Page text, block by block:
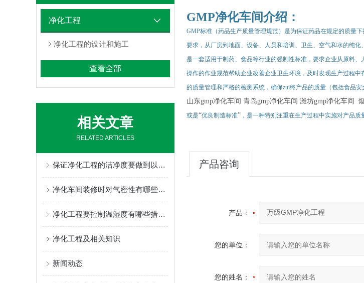
净化工程
净化工程的设计和施工
查看全部
相关文章
RELATED ARTICLES
保证净化工程的洁净度要做到以下几点
净化车间装修时对气密性有哪些要求？
净化工程要控制温湿度有哪些措施？
净化工程及相关知识
新闻动态
GMP净化车间介绍：
GMP标准（药品生产质量管理规范）是为保证药品在规定的质量
要求，从厂房到地面、设备、人员和培训、卫生、空气和水的纯化
是一套适用于制药、食品等行业的强制性标准，要求企业从原料
操作的作业规范帮助企业改善企业卫生环境，及时发现生产过程中
的质量管理和严格的检测系统，确保zui终产品的质量（包括食品安
山东gmp净化车间 青岛gmp净化车间 潍坊gmp净化车间
或是“优良制造标准” ，是一种特别注重在生产过程中实施对产品质
产品咨询
产品：
您的单位：
您的姓名：